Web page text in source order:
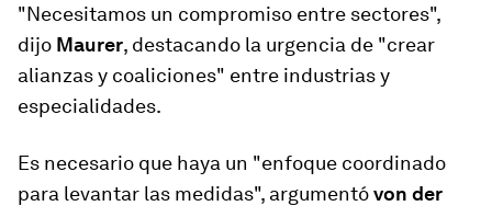
"Necesitamos un compromiso entre sectores",
dijo Maurer, destacando la urgencia de "crear
alianzas y coaliciones" entre industrias y
especialidades.
Es necesario que haya un "enfoque coordinado
para levantar las medidas", argumentóvon der